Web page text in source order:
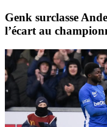
Genk surclasse
l’écart au